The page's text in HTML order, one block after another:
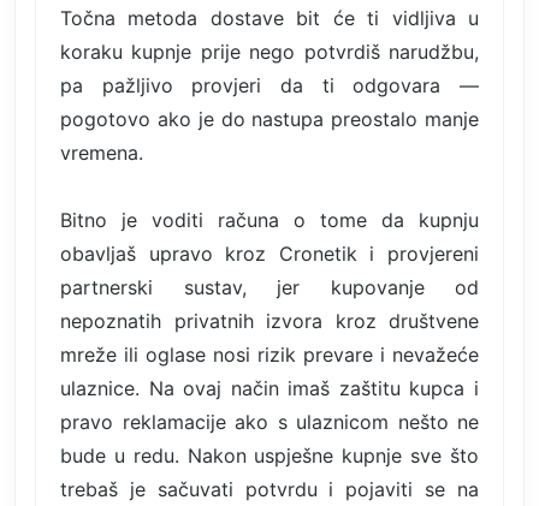
Točna metoda dostave bit će ti vidljiva u
koraku kupnje prije nego potvrdiš narudžbu,
pa pažljivo provjeri da ti odgovara —
pogotovo ako je do nastupa preostalo manje
vremena.
Bitno je voditi računa o tome da kupnju
obavljaš upravo kroz Cronetik i provjereni
partnerski sustav, jer kupovanje od
nepoznatih privatnih izvora kroz društvene
mreže ili oglase nosi rizik prevare i nevažeće
ulaznice. Na ovaj način imaš zaštitu kupca i
pravo reklamacije ako s ulaznicom nešto ne
bude u redu. Nakon uspješne kupnje sve što
trebaš je sačuvati potvrdu i pojaviti se na